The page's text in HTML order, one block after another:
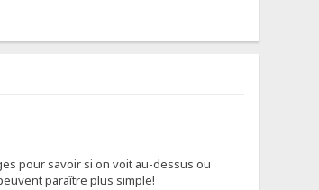
pour savoir si on voit au-dessus ou
paraître plus simple!